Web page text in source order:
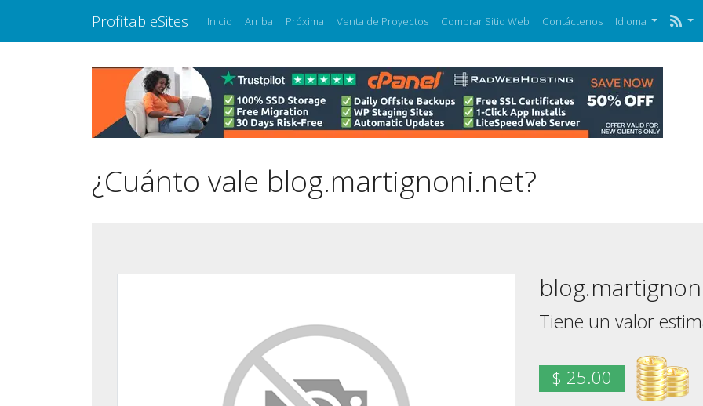
ProfitableSites Inicio Arriba Próxima Venta de Proyectos Comprar Sitio Web Contáctenos Idioma
¿Cuánto vale blog.martignoni.net?
Tiene un valor
$ 25.00